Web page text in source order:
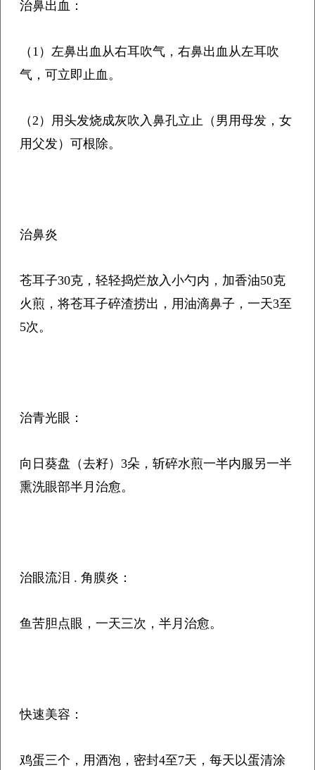
治鼻出血：
（1）左鼻出血从右耳吹气，右鼻出血从左耳吹
气，可立即止血。
（2）用头发烧成灰吹入鼻孔立止（男用母发，女
用父发）可根除。
治鼻炎
苍耳子30克，轻轻捣烂放入小勺内，加香油50克
火煎，将苍耳子碎渣捞出，用油滴鼻子，一天3至
5次。
治青光眼：
向日葵盘（去籽）3朵，斩碎水煎一半内服另一半
熏洗眼部半月治愈。
治眼流泪 . 角膜炎：
鱼苦胆点眼，一天三次，半月治愈。
快速美容：
鸡蛋三个，用酒泡，密封4至7天，每天以蛋清涂